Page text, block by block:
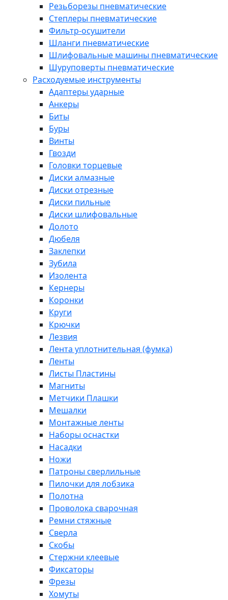
Резьборезы пневматические
Степлеры пневматические
Фильтр-осушители
Шланги пневматические
Шлифовальные машины пневматические
Шуруповерты пневматические
Расходуемые инструменты
Адаптеры ударные
Анкеры
Биты
Буры
Винты
Гвозди
Головки торцевые
Диски алмазные
Диски отрезные
Диски пильные
Диски шлифовальные
Долото
Дюбеля
Заклепки
Зубила
Изолента
Кернеры
Коронки
Круги
Крючки
Лезвия
Лента уплотнительная (фумка)
Ленты
Листы Пластины
Магниты
Метчики Плашки
Мешалки
Монтажные ленты
Наборы оснастки
Насадки
Ножи
Патроны сверлильные
Пилочки для лобзика
Полотна
Проволока сварочная
Ремни стяжные
Сверла
Скобы
Стержни клеевые
Фиксаторы
Фрезы
Хомуты